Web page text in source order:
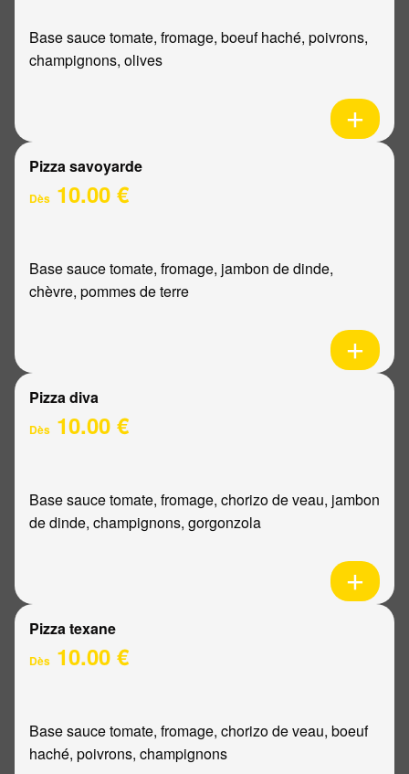
Base sauce tomate, fromage, boeuf haché, poivrons,
champignons, olives
Pizza savoyarde
Dès 10.00 €
Base sauce tomate, fromage, jambon de dinde,
chèvre, pommes de terre
Pizza diva
Dès 10.00 €
Base sauce tomate, fromage, chorizo de veau, jambon
de dinde, champignons, gorgonzola
Pizza texane
Dès 10.00 €
Base sauce tomate, fromage, chorizo de veau, boeuf
haché, poivrons, champignons